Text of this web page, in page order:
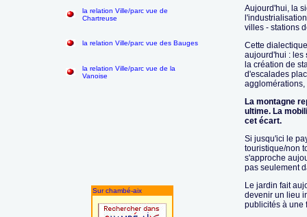
la relation Ville/parc vue de
Chartreuse
la relation Ville/parc vue des Bauges
la relation Ville/parc vue de la
Vanoise
Sur chambé-aix
Aujourd'hui, la
villes - stations
Cette
aujourd'hui : les
la création de
d'escalades
agglomérations,
La montagne
ultime. La
cet écart.
Si jusqu'ici le
touristique/non
s'approche
pas seulement
Le jardin fait
devenir un lieu
publicités à une